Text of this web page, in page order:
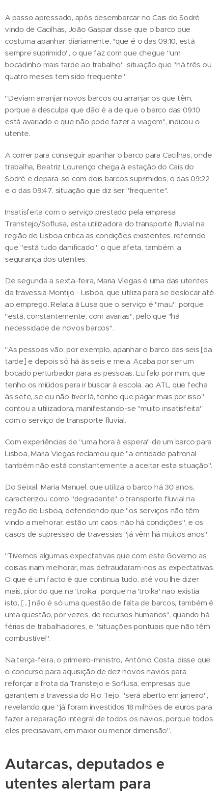
A passo apressado, após desembarcar no Cais do Sodré
vindo de Cacilhas, João Gaspar disse que o barco que
costuma apanhar, diariamente, "que é o das 09:10, está
sempre suprimido", o que faz com que chegue "um
bocadinho mais tarde ao trabalho", situação que "há três ou
quatro meses tem sido frequente".
"Deviam arranjar novos barcos ou arranjar os que têm,
porque a desculpa que dão é a de que o barco das 09:10
está avariado e que não pode fazer a viagem", indicou o
utente.
A correr para conseguir apanhar o barco para Cacilhas, onde
trabalha, Beatriz Lourenço chega à estação do Cais do
Sodré e depara-se com dois barcos suprimidos, o das 09:22
e o das 09:47, situação que diz ser "frequente".
Insatisfeita com o serviço prestado pela empresa
Transtejo/Soflusa, esta utilizadora do transporte fluvial na
região de Lisboa critica as condições existentes, referindo
que "está tudo danificado", o que afeta, também, a
segurança dos utentes.
De segunda a sexta-feira, Maria Viegas é uma das utentes
da travessia Montijo - Lisboa, que utiliza para se deslocar até
ao emprego. Relata à Lusa que o serviço é "mau", porque
"está, constantemente, com avarias", pelo que "há
necessidade de novos barcos".
"As pessoas vão, por exemplo, apanhar o barco das seis [da
tarde] e depois só há às seis e meia. Acaba por ser um
bocado perturbador para as pessoas. Eu falo por mim, que
tenho os miúdos para ir buscar à escola, ao ATL, que fecha
às sete, se eu não tiver lá, tenho que pagar mais por isso",
contou a utilizadora, manifestando-se "muito insatisfeita"
com o serviço de transporte fluvial.
Com experiências de "uma hora à espera" de um barco para
Lisboa, Maria Viegas reclamou que "a entidade patronal
também não está constantemente a aceitar esta situação".
Do Seixal, Maria Manuel, que utiliza o barco há 30 anos,
caracterizou como "degradante" o transporte fluvial na
região de Lisboa, defendendo que "os serviços não têm
vindo a melhorar, estão um caos, não há condições", e os
casos de supressão de travessias "já vêm há muitos anos".
"Tivemos algumas expectativas que com este Governo as
coisas iriam melhorar, mas defraudaram-nos as expectativas.
O que é um facto é que continua tudo, até vou lhe dizer
mais, pior do que na 'troika', porque na 'troika' não existia
isto, [...] não é só uma questão de falta de barcos, também é
uma questão, por vezes, de recursos humanos", quando há
férias de trabalhadores, e "situações pontuais que não têm
combustível".
Na terça-feira, o primeiro-ministro, António Costa, disse que
o concurso para aquisição de dez novos navios para
reforçar a frota da Transtejo e Soflusa, empresas que
garantem a travessia do Rio Tejo, "será aberto em janeiro",
revelando que "já foram investidos 18 milhões de euros para
fazer a reparação integral de todos os navios, porque todos
eles precisavam, em maior ou menor dimensão".
Autarcas, deputados e
utentes alertam para